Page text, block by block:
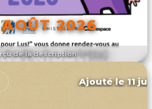
de la description
2026
L'ÉVÉNEMENT
Ajouté le 11